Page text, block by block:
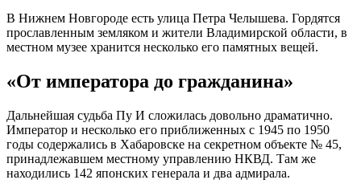
В Нижнем Новгороде есть улица Петра Челышева. Гордятся
прославленным земляком и жители Владимирской области, в
местном музее хранится несколько его памятных вещей.
«От императора до гражданина»
Дальнейшая судьба Пу И сложилась довольно драматично.
Император и несколько его приближенных с 1945 по 1950
годы содержались в Хабаровске на секретном объекте № 45,
принадлежавшем местному управлению НКВД. Там же
находились 142 японских генерала и два адмирала.